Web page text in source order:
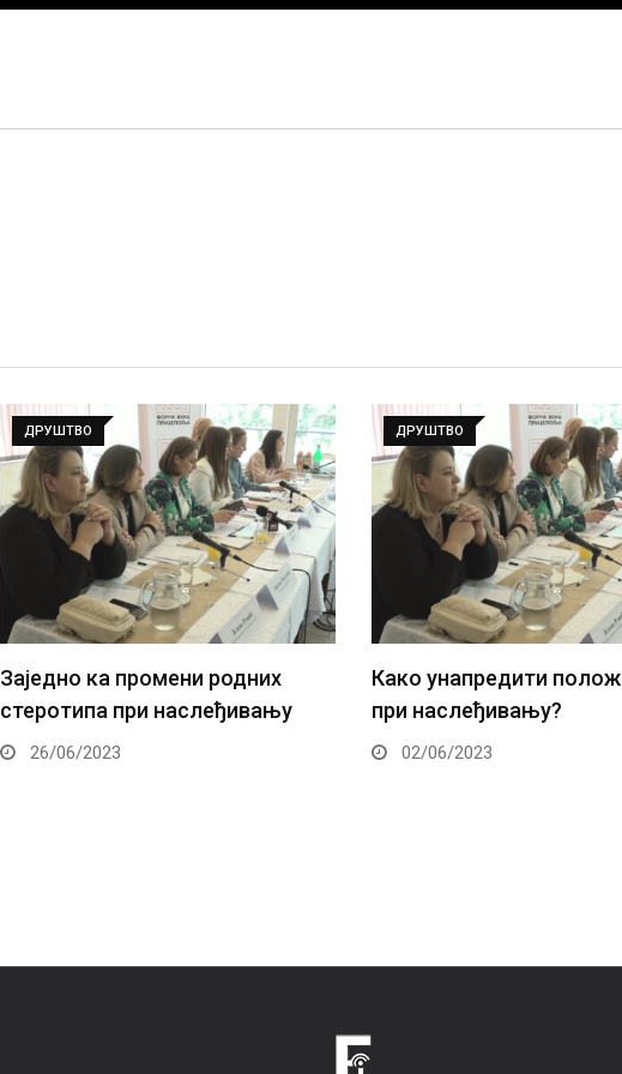
ДРУШТВО
Како унапредити положај жена
при наслеђивању?
02/06/2023
ДРУШТВО
Подршка главних
оставинском процесу –
ка равноправној подели